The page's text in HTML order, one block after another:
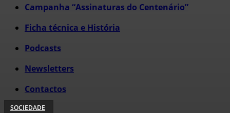
SOCIEDADE
Campanha “Assinaturas do Centenário”
Ficha técnica e História
Podcasts
Newsletters
Contactos